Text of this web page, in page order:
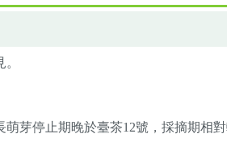
芽停止期晚於臺茶12號，採摘期相對